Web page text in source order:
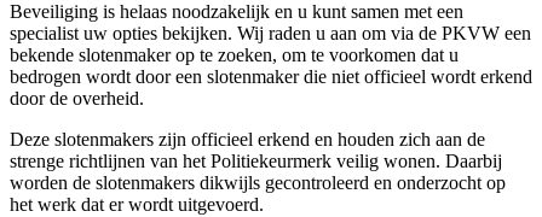
Beveiliging is helaas noodzakelijk en u kunt samen met een
specialist uw opties bekijken. Wij raden u aan om via de PKVW een
bekende slotenmaker op te zoeken, om te voorkomen dat u
bedrogen wordt door een slotenmaker die niet officieel wordt erkend
door de overheid.
Deze slotenmakers zijn officieel erkend en houden zich aan de
strenge richtlijnen van het Politiekeurmerk veilig wonen. Daarbij
worden de slotenmakers dikwijls gecontroleerd en onderzocht op
het werk dat er wordt uitgevoerd.